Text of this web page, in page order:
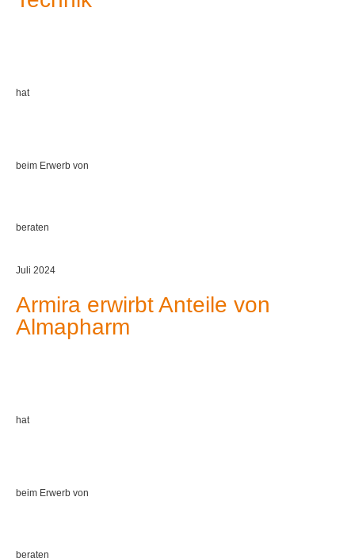
hat
beim Erwerb von
beraten
Juli 2024
Armira erwirbt Anteile von
Almapharm
hat
beim Erwerb von
beraten